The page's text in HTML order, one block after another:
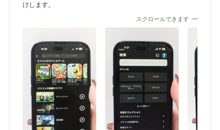
けします。
スクロールできます